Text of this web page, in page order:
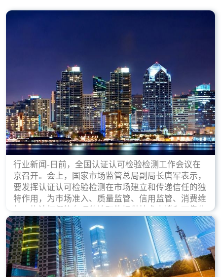
行业新闻-日前，全国认证认可检验检测工作会议在
京召开。会上，国家市场监管总局副局长唐军表示，
要发挥认证认可检验检测在市场建立和传递信任的独
特作用，为市场准入、质量监管、信用监管、消费维
权、执法打假等各项监管职能提供技术支撑和可靠依
据。